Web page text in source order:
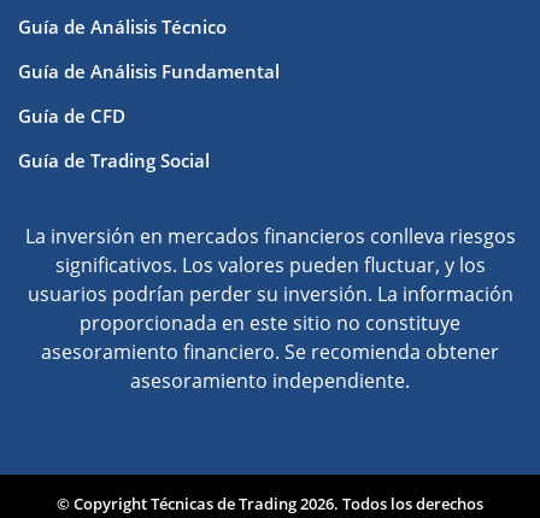
Guía de Análisis Técnico
Guía de Análisis Fundamental
Guía de CFD
Guía de Trading Social
La inversión en mercados financieros conlleva riesgos
significativos. Los valores pueden fluctuar, y los
usuarios podrían perder su inversión. La información
proporcionada en este sitio no constituye
asesoramiento financiero. Se recomienda obtener
asesoramiento independiente.
© Copyright Técnicas de Trading 2026. Todos los derechos